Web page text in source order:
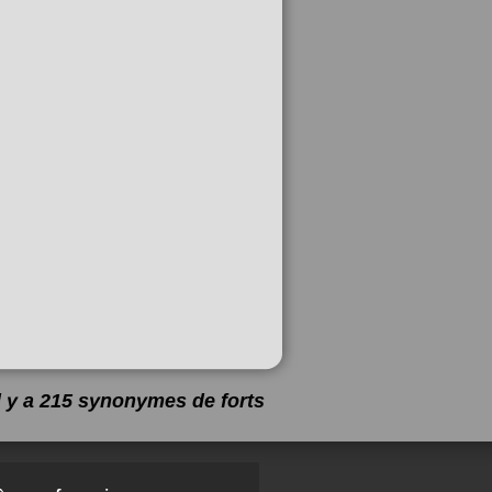
y a 215 synonymes de forts